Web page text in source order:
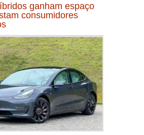
ganham espaço
consumidores